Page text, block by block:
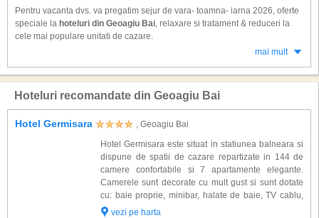
Pentru vacanta dvs. va pregatim sejur de vara- toamna- iarna 2026, oferte
speciale la hoteluri din Geoagiu Bai, relaxare si tratament & reduceri la
cele mai populare unitati de cazare.
mai mult
Hoteluri recomandate din Geoagiu Bai
Hotel Germisara
, Geoagiu Bai
Hotel Germisara este situat in statiunea balneara si
dispune de spatii de cazare repartizate in 144 de
camere confortabile si 7 apartamente elegante.
Camerele sunt decorate cu mult gust si sunt dotate
cu: baie proprie, minibar, halate de baie, TV cablu,
telefon si acces la internet. Alte facilitati gasite la
vezi pe harta